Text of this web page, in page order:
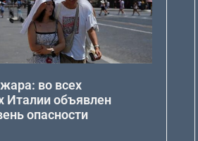
во всех
Италии объявлен
опасности